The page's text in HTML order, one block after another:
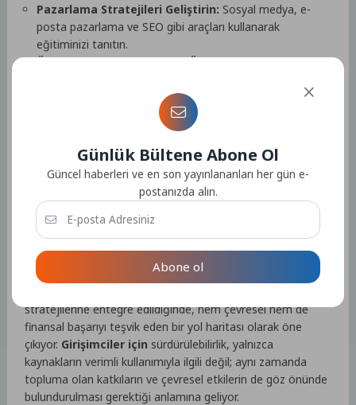
Pazarlama Stratejileri Geliştirin: Sosyal medya, e-
posta pazarlama ve SEO gibi araçları kullanarak
eğitiminizi tanıtın.
Öğrenci Geri Bildirimlerine Önem Verin:Eğitim
online eğitim sektörü, yenilikçi fikirler ve
dijitalleşme, girişimcilerin gelişen pazarın ihtiyaçlarına yanıt
vermesi için benzersiz fırsatlar sunuyor.
Sürdürülebilirlik ve Girişimciler
İçin Gelecek Vizyonu
Günümüzde girişimciler için sürdürülebilirlik, sadece bir
stratejilerine entegre edildiğinde, hem çevresel hem de
finansal başarıyı teşvik eden bir yol haritası olarak öne
çıkıyor. Girişimciler için sürdürülebilirlik, yalnızca
kaynakların verimli kullanımıyla ilgili değil; aynı zamanda
topluma olan katkıların ve çevresel etkilerin de göz önünde
bulundurulması gerektiği anlamına geliyor.
Günlük Bültene Abone Ol
Güncel haberleri ve en son yayınlananları her gün e-
postanızda alın.
Abone ol